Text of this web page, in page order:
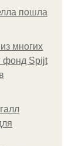
пошла
многих
фонд Spijt